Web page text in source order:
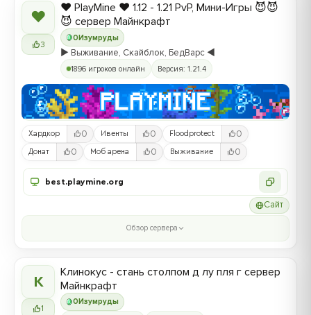
❤
3
0Изумруды
❤️ PlayMine ❤️ 1.12 - 1.21 PvP, Мини-Игры 😈😈
😈 сервер Майнкрафт
▶️ Выживание, Скайблок, БедВарс ◀️
1896 игроков онлайн Версия: 1.21.4
Хардкор 0 Ивенты 0 Floodprotect 0
Донат 0 Моб арена 0 Выживание 0
best.playmine.org
Сайт
Обзор сервера
К
1
0 Изумруды
Клинокус - стань столпом д лу пля г сервер
Майнкрафт